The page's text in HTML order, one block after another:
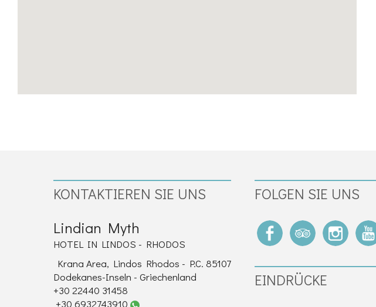
KONTAKTIEREN SIE UNS
Lindian Myth
HOTEL IN LINDOS - RHODOS
Krana Area, Lindos Rhodos - P.C. 85107
Dodekanes-Inseln - Griechenland
+30 22440 31458
+30 6932743910
FOLGEN SIE UNS
EINDRÜCKE